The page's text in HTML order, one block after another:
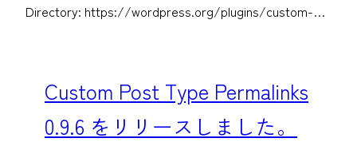
Directory: https://wordpress.org/plugins/custom-…
Custom Post Type Permalinks
0.9.6 をリリースしました。